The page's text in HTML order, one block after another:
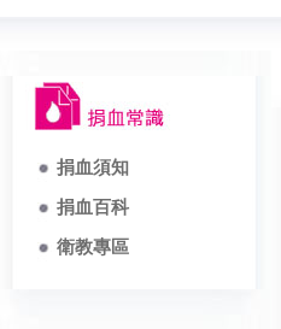
捐血須知
捐血百科
衛教專區